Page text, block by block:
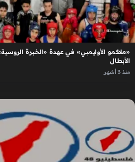
«ملاكمو الأوليمبي» في عهدة «الخبرة
الأبطال
منذ 3 أشهر